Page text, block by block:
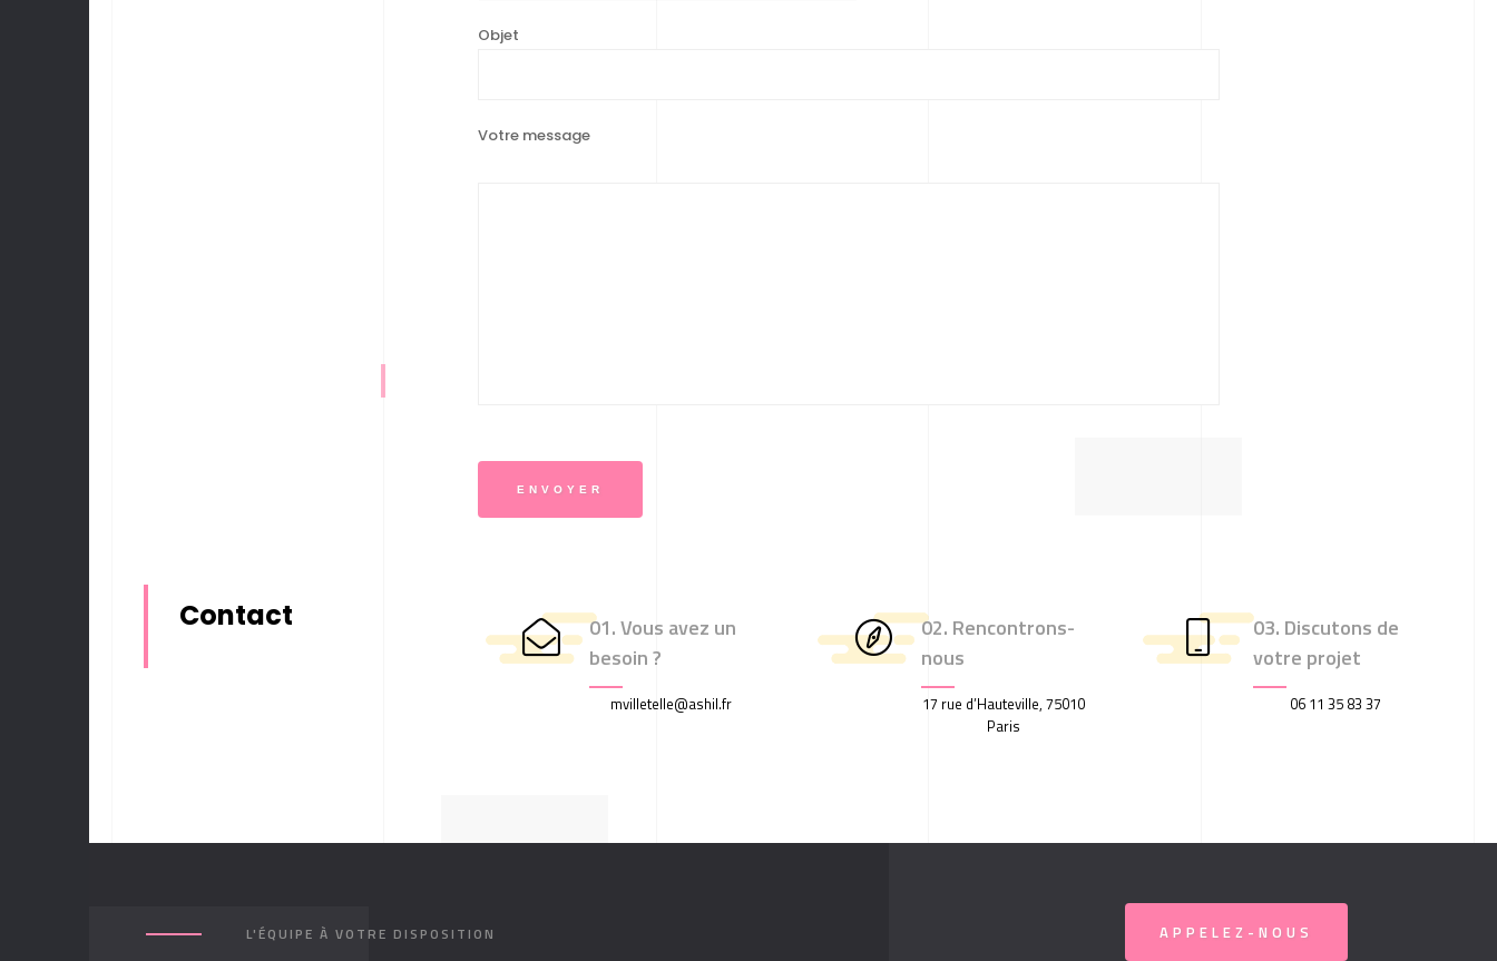
Objet
Votre message
Contact
01. Vous avez un
besoin ?
mvilletelle@ashil.fr
02. Rencontrons-
nous
17 rue d’Hauteville, 75010
Paris
03. Discutons de
votre projet
06 11 35 83 37
L'ÉQUIPE À VOTRE DISPOSITION APPELEZ-NOUS